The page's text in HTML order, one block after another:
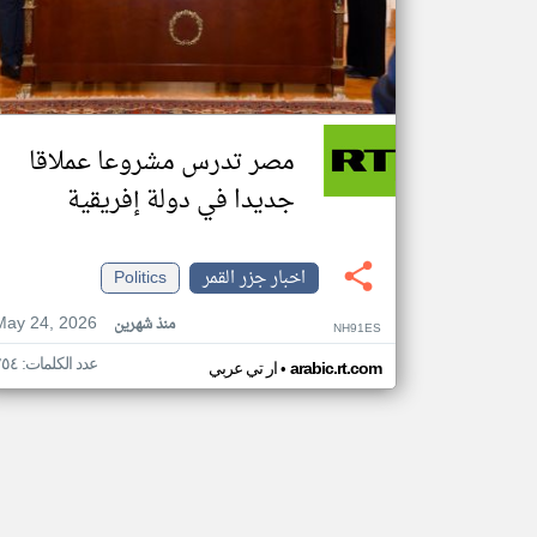
مصر تدرس مشروعا عملاقا
جديدا في دولة إفريقية
اخبار جزر القمر
Politics
24, 2026
منذ شهرين NH91ES
ار تي عربي• arabic.rt.com عدد الكلمات: ٢٥٤